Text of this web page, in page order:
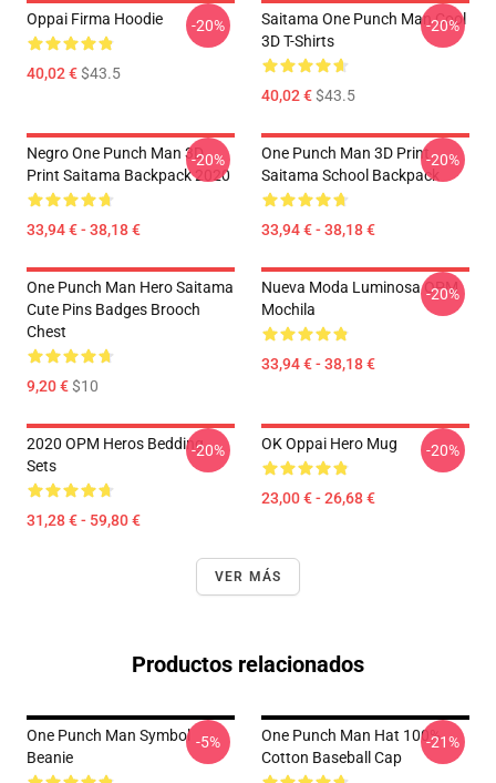
Oppai Firma Hoodie
40,02 €$43.5
-20%
Saitama One Punch Man Cool
3D T-Shirts
40,02 €$43.5
-20%
Negro One Punch Man 3D
Print Saitama Backpack 2020
33,94 € - 38,18 €
-20%
One Punch Man 3D Print
Saitama School Backpack
33,94 € - 38,18 €
-20%
One Punch Man Hero Saitama
Cute Pins Badges Brooch
Chest
9,20 €$10
Nueva Moda Luminosa OPM
Mochila
33,94 € - 38,18 €
-20%
2020 OPM Heros Bedding
Sets
31,28 € - 59,80 €
-20% OK Oppai Hero Mug
23,00 € - 26,68 €
-20%
VER MÁS
Productos relacionados
One Punch Man Symbol
Beanie
-5%
One Punch Man Hat 100%
Cotton Baseball Cap
-21%